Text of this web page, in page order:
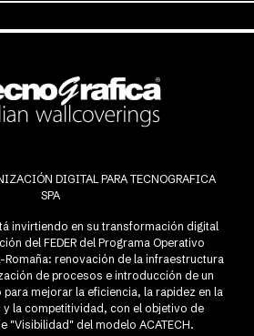
DIGITAL PARA TECNOGRAFICA
SPA
invirtiendo en su transformación digital
del FEDER del Programa Operativo
Romaña: renovación de la infraestructura
de procesos e introducción de un
para mejorar la eficiencia, la rapidez en la
la competitividad, con el objetivo de
"Visibilidad" del modelo ACATECH.